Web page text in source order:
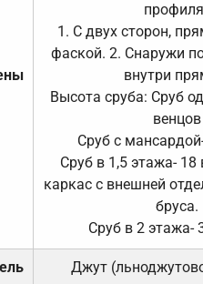
1. С двух сторон,
фаской. 2. Снаружи
внутри
Высота сруба: Сруб
венцов
Сруб с
Сруб в 1,5 этажа- 18
каркас с внешней
бруса.
Сруб в 2 этажа-
Джут